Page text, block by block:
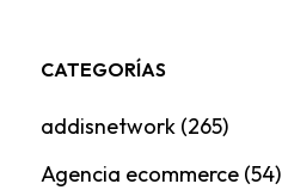
CATEGORÍAS
addisnetwork(265)
Agencia ecommerce(54)